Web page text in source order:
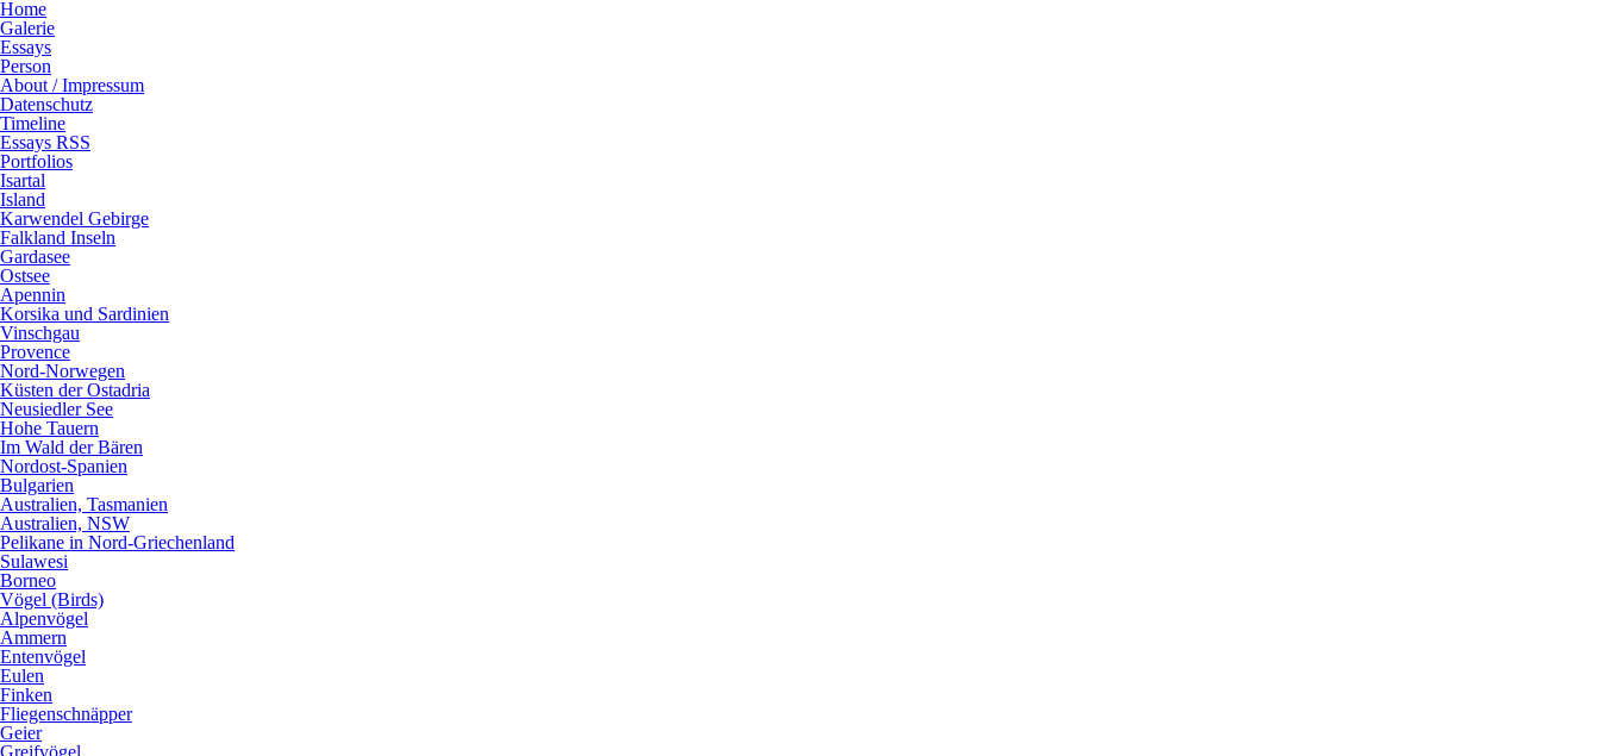
Home
Galerie
Essays
Person
About / Impressum
Datenschutz
Timeline
Essays RSS
Portfolios
Isartal
Island
Karwendel Gebirge
Falkland Inseln
Gardasee
Ostsee
Apennin
Korsika und Sardinien
Vinschgau
Provence
Nord-Norwegen
Küsten der Ostadria
Neusiedler See
Hohe Tauern
Im Wald der Bären
Nordost-Spanien
Bulgarien
Australien, Tasmanien
Australien, NSW
Pelikane in Nord-Griechenland
Sulawesi
Borneo
Vögel (Birds)
Alpenvögel
Ammern
Entenvögel
Eulen
Finken
Fliegenschnäpper
Geier
Greifvögel